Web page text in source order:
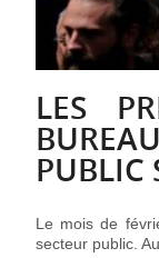
LES
PUBLIC
Le mois de
secteur public.